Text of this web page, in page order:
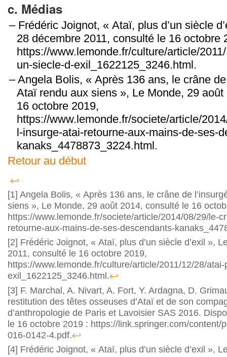
c. Médias
Frédéric Joignot, « Ataï, plus d’un siècle
28 décembre 2011, consulté le 16 octobre
https://www.lemonde.fr/culture/article/
un-siecle-d-exil_1622125_3246.html.
Angela Bolis, « Après 136 ans, le crâne
Ataï rendu aux siens », Le Monde, 29
16 octobre 2019,
https://www.lemonde.fr/societe/article/
l-insurge-atai-retourne-aux-mains-de-ses-
kanaks_4478873_3224.html.
Retour au début
↩
[1] Angela Bolis, « Après 136 ans, le crâne de
siens », Le Monde, 29 août 2014, consulté le 16
https://www.lemonde.fr/societe/article/2014/08/29/le-
retourne-aux-mains-de-ses-descendants-
[2] Frédéric Joignot, « Ataï, plus d’un siècle d’exil »,
2011, consulté le 16 octobre 2019,
https://www.lemonde.fr/culture/article/2011/12/28/
exil_1622125_3246.html.↩
[3] F. Marchal, A. Nivart, A. Fort, Y. Ardagna, D.
restitution des têtes osseuses d’Ataï et de son
d’anthropologie de Paris et Lavoisier SAS 2016.
le 16 octobre 2019 : https://link.springer.com/content/
016-0142-4.pdf.↩
[4] Frédéric Joignot, « Ataï, plus d’un siècle d’exil »,